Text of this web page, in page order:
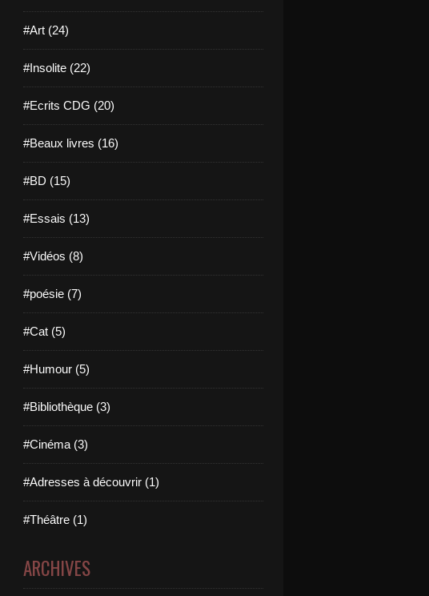
#Art (24)
#Insolite (22)
#Ecrits CDG (20)
#Beaux livres (16)
#BD (15)
#Essais (13)
#Vidéos (8)
#poésie (7)
#Cat (5)
#Humour (5)
#Bibliothèque (3)
#Cinéma (3)
#Adresses à découvrir (1)
#Théâtre (1)
ARCHIVES